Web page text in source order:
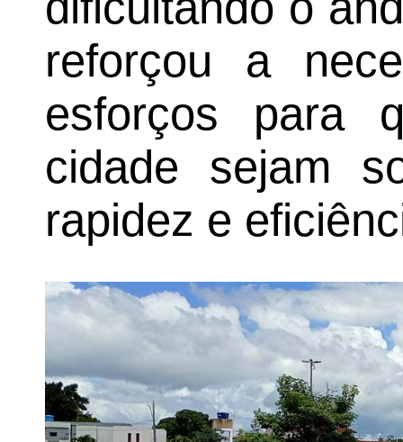
reforçou a
esforços para
cidade sejam
rapidez e